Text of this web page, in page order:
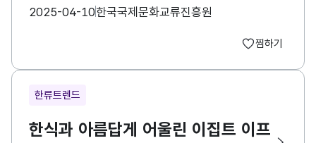
등록일
2025-04-10수집기관한국국제문화교류진흥원
찜하기
한류트렌드
한식과 아름답게 어울린 이집트 이프